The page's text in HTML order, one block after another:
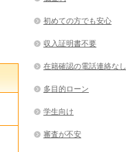
初めての方でも安心
収入証明書不要
在籍確認の電話連絡なし
多目的ローン
学生向け
審査が不安